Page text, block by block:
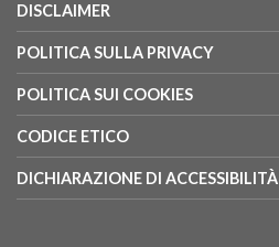
DISCLAIMER
POLITICA SULLA PRIVACY
POLITICA SUI COOKIES
CODICE ETICO
DICHIARAZIONE DI ACCESSIBILITÀ